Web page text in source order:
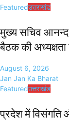
Featuredउत्तराखंड
मुख्य सचिव आनन्द
बैठक की अध्यक्षता
August 6, 2026
Jan Jan Ka Bharat
Featuredउत्तराखंड
प्रदेश में विसंगति